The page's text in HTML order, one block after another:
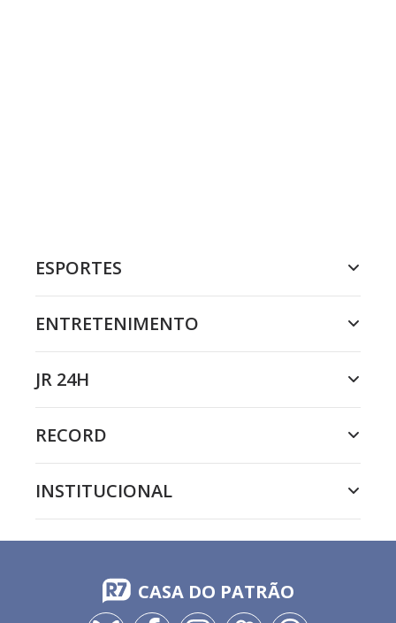
ESPORTES
ENTRETENIMENTO
JR 24H
RECORD
INSTITUCIONAL
CASA DO PATRÃO